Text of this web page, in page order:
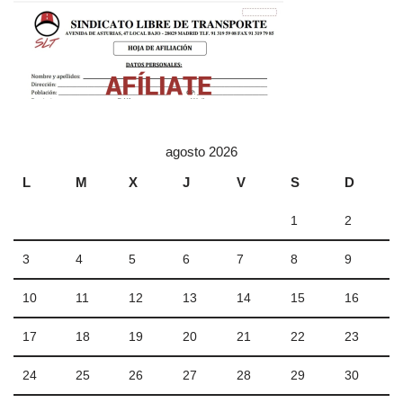
agosto 2026
L
M X J V S D
1 2
3 4 5 6 7 8 9
10 11 12 13 14 15 16
17 18 19 20 21 22 23
24 25 26 27 28 29 30